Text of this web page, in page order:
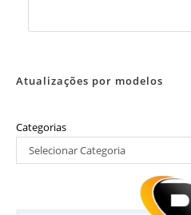
Atualizações por modelos
Categorias
Selecionar Categoria